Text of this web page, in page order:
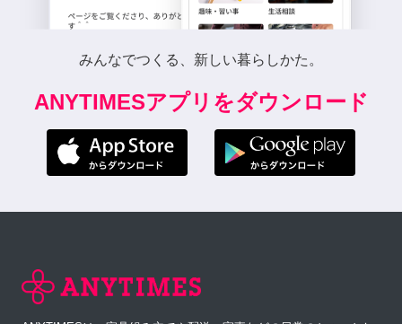
みんなでつくる、新しい暮らしかた。
ANYTIMESアプリをダウンロード